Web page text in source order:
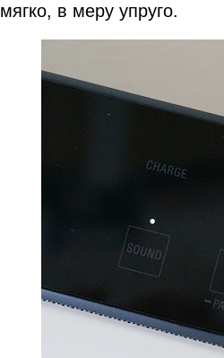
мягко, в меру упруго.